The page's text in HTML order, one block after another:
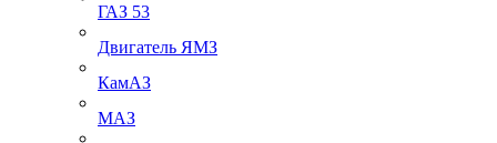
ГАЗ 53
Двигатель ЯМЗ
КамАЗ
МАЗ